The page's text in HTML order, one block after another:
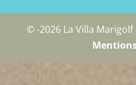
© -2026 La Villa